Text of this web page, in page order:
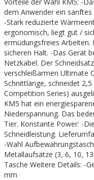
dem Anwender ein
-Stark reduzierte
ergonomisch, liegt gut /
ermüdungsfreies
sicheren Halt. -Das Gerät
Netzkabel. Der
verschleißarmen Ultimate
Schnittlänge, schneidet
Competition Series)
KM5 hat ein
Niederspannung. Das
Tier. Konstante Power: -
Schneidleistung.
-Wahl
Metallaufsätze (3, 6, 10,
Tasche Weitere Details: -
mm